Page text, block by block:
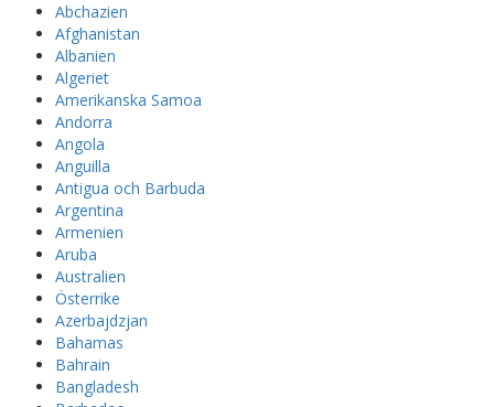
Abchazien
Afghanistan
Albanien
Algeriet
Amerikanska Samoa
Andorra
Angola
Anguilla
Antigua och Barbuda
Argentina
Armenien
Aruba
Australien
Österrike
Azerbajdzjan
Bahamas
Bahrain
Bangladesh